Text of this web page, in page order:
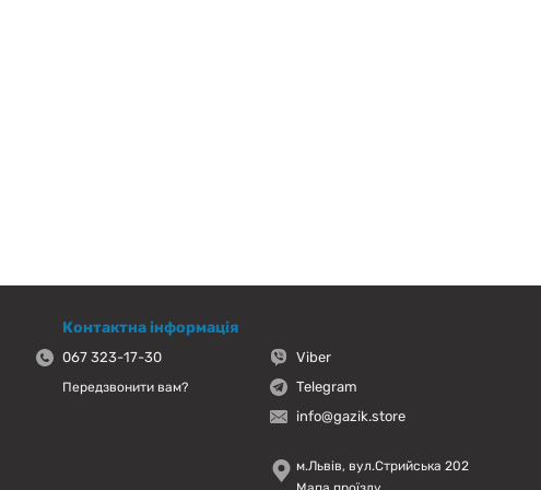
Контактна інформація
067 323-17-30
Передзвонити вам?
Viber
Telegram
info@gazik.store
м.Львів, вул.Стрийська 202